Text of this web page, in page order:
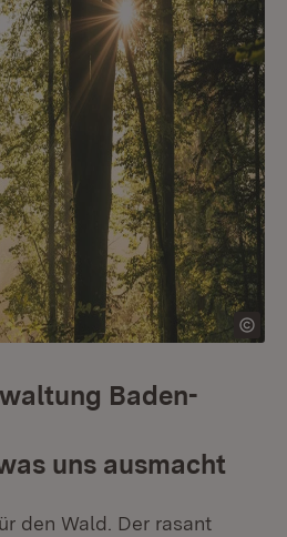
Baden-
uns ausmacht
den Wald. Der rasant